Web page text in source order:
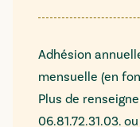
Adhésion
mensuelle (en
Plus de
06.81.72.31.03.